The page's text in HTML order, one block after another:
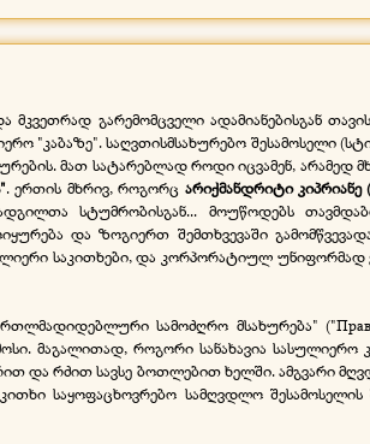
გარემომცველი ადამიანებისგან
"კაბაზე". საღვთისმსახურებო შესამოსელი
მათ სატარებლად როდი იცვამენ, არამედ
. ერთის მხრივ, როგორც არიქმანდრიტი კიპრიანე
სტუმრობისგან... მოუწოდებს
და ზოგიერთ შემთხვევაში
საკითხები, და კორპორატიულ უნიფორმად
სამოძღრო მსახურება"
მაგალითად, როგორი სანახავია
რძით სავსე ბოთლებით ხელში. ამგვარი
საყოფაცხოვრებო სამღვდლო